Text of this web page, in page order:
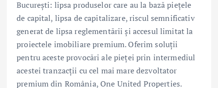
București: lipsa produselor care au la bază piețele
de capital, lipsa de capitalizare, riscul semnificativ
generat de lipsa reglementării și accesul limitat la
proiectele imobiliare premium. Oferim soluții
pentru aceste provocări ale pieței prin intermediul
acestei tranzacții cu cel mai mare dezvoltator
premium din România, One United Properties.